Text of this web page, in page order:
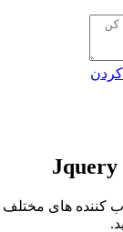
کردن
کننده های مختلف